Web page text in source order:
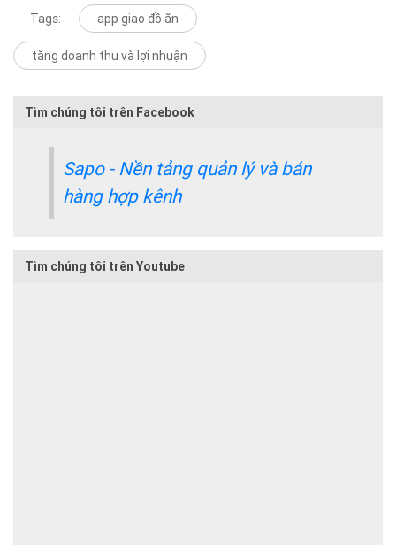
Tags: app giao đồ ăn
tăng doanh thu và lợi nhuận
Tìm chúng tôi trên Facebook
Sapo - Nền tảng quản lý và bán
hàng hợp kênh
Tìm chúng tôi trên Youtube